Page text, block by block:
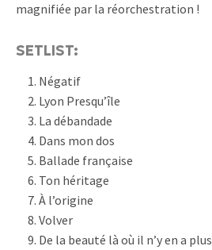
magnifiée par la réorchestration !
SETLIST:
Négatif
Lyon Presqu’île
La débandade
Dans mon dos
Ballade française
Ton héritage
À l’origine
Volver
De la beauté là où il n’y en a plus